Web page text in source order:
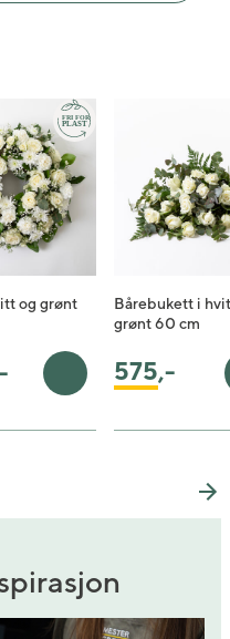
og grønt
Legg i handlekurv
Bårebukett i
grønt 60 cm
575,-